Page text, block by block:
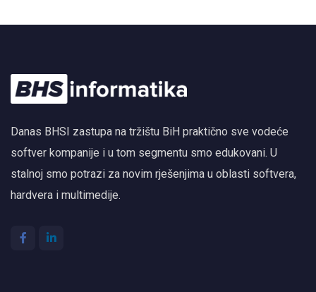
Danas BHSI zastupa na tržištu BiH praktično sve vodeće
softver kompanije i u tom segmentu smo edukovani. U
stalnoj smo potrazi za novim rješenjima u oblasti softvera,
hardvera i multimedije.